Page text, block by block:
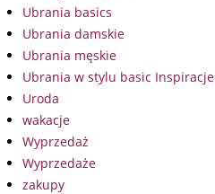
Ubrania basics
Ubrania damskie
Ubrania męskie
Ubrania w stylu basic Inspiracje
Uroda
wakacje
Wyprzedaż
Wyprzedaże
zakupy